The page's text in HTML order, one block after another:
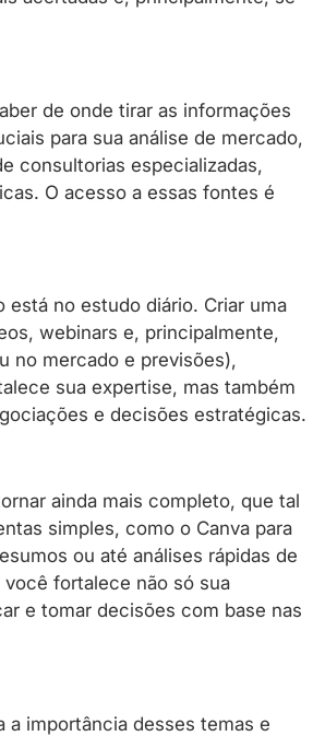
de onde tirar as informações
para sua análise de mercado,
consultorias especializadas,
O acesso a essas fontes é
no estudo diário. Criar uma
webinars e, principalmente,
no mercado e previsões),
sua expertise, mas também
e decisões estratégicas.
ainda mais completo, que tal
simples, como o Canva para
ou até análises rápidas de
fortalece não só sua
e tomar decisões com base nas
importância desses temas e